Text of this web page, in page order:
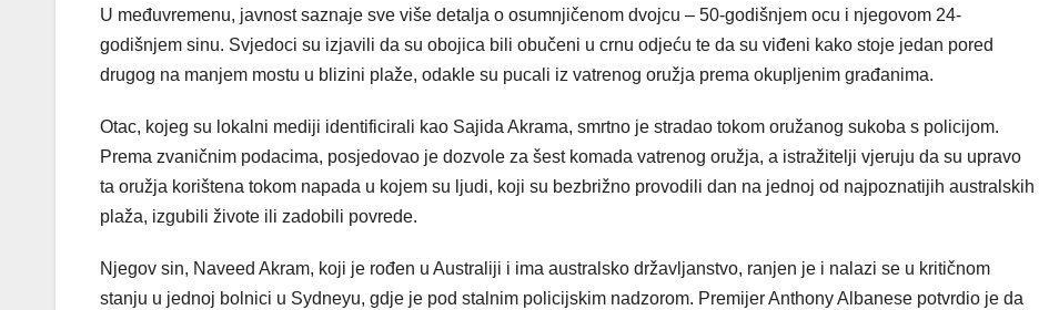
U međuvremenu, javnost saznaje sve više detalja o osumnjičenom dvojcu – 50-godišnjem ocu i njegovom 24-
godišnjem sinu. Svjedoci su izjavili da su obojica bili obučeni u crnu odjeću te da su viđeni kako stoje jedan pored
drugog na manjem mostu u blizini plaže, odakle su pucali iz vatrenog oružja prema okupljenim građanima.
Otac, kojeg su lokalni mediji identificirali kao Sajida Akrama, smrtno je stradao tokom oružanog sukoba s policijom.
Prema zvaničnim podacima, posjedovao je dozvole za šest komada vatrenog oružja, a istražitelji vjeruju da su upravo
ta oružja korištena tokom napada u kojem su ljudi, koji su bezbrižno provodili dan na jednoj od najpoznatijih australskih
plaža, izgubili živote ili zadobili povrede.
Njegov sin, Naveed Akram, koji je rođen u Australiji i ima australsko državljanstvo, ranjen je i nalazi se u kritičnom
stanju u jednoj bolnici u Sydneyu, gdje je pod stalnim policijskim nadzorom. Premijer Anthony Albanese potvrdio je da